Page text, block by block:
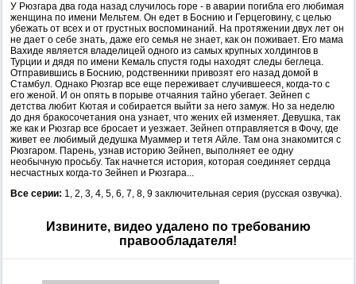
У Рюзгара два года назад случилось горе - в аварии погибла его любимая
женщина по имени Мельтем. Он едет в Боснию и Герцеговину, с целью
убежать от всех и от грустных воспоминаний. На протяжении двух лет он
не дает о себе знать, даже его семья не знает, как он поживает. Его мама
Вахиде является владелицей одного из самых крупных холдингов в
Турции и дядя по имени Кемаль спустя годы находят следы беглеца.
Отправившись в Боснию, родственники привозят его назад домой в
Стамбул. Однако Рюзгар все еще переживает случившееся, когда-то с
его женой. И он опять в порыве отчаяния тайно убегает. Зейнеп с
детства любит Кютая и собирается выйти за него замуж. Но за неделю
до дня бракосочетания она узнает, что жених ей изменяет. Девушка, так
же как и Рюзгар все бросает и уезжает. Зейнеп отправляется в Фочу, где
живет ее любимый дедушка Муаммер и тетя Айле. Там она знакомится с
Рюзгаром. Парень, узнав историю Зейнеп, выполняет ее одну
необычную просьбу. Так начнется история, которая соединяет сердца
несчастных когда-то Зейнеп и Рюзгара...
Все серии: 1, 2, 3, 4, 5, 6, 7, 8, 9 заключительная серия (русская озвучка).
Извините, видео удалено по требованию
правообладателя!